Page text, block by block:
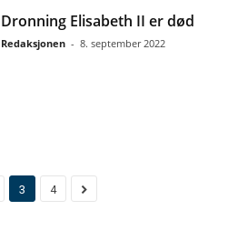
Dronning Elisabeth II er død
Redaksjonen - 8. september 2022
3 4